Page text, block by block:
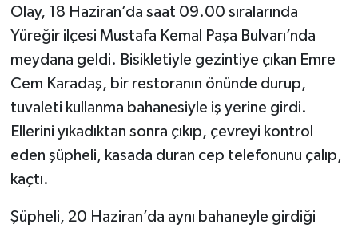
Olay, 18 Haziran’da saat 09.00 sıralarında
Yüreğir ilçesi Mustafa Kemal Paşa Bulvarı’nda
meydana geldi. Bisikletiyle gezintiye çıkan Emre
Cem Karadaş, bir restoranın önünde durup,
tuvaleti kullanma bahanesiyle iş yerine girdi.
Ellerini yıkadıktan sonra çıkıp, çevreyi kontrol
eden şüpheli, kasada duran cep telefonunu çalıp,
kaçtı.
Şüpheli, 20 Haziran’da aynı bahaneyle girdiği
KAHRAMANMARAŞ